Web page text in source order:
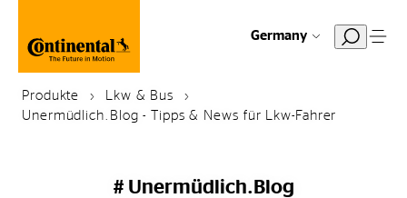
Germany
Produkte
Lkw & Bus
Unermüdlich.Blog - Tipps & News für Lkw-Fahrer
# Unermüdlich.Blog